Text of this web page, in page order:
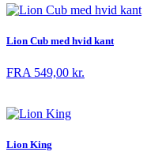
Lion Cub med hvid kant
FRA 549,00 kr.
Lion King